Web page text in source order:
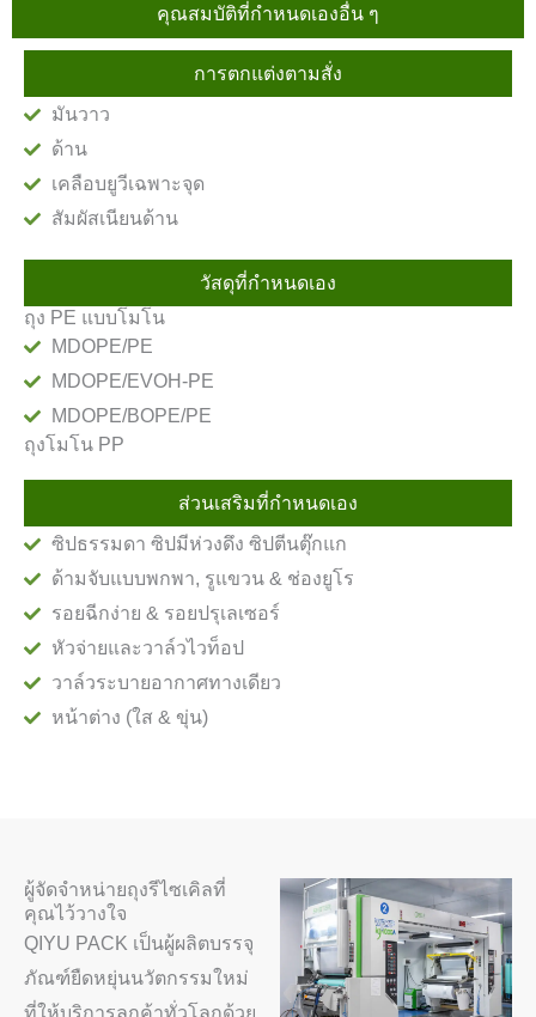
คุณสมบัติที่กำหนดเองอื่น ๆ
การตกแต่งตามสั่ง
มันวาว
ด้าน
เคลือบยูวีเฉพาะจุด
สัมผัสเนียนด้าน
วัสดุที่กำหนดเอง
ถุง PE แบบโมโน
MDOPE/PE
MDOPE/EVOH-PE
MDOPE/BOPE/PE
ถุงโมโน PP
ส่วนเสริมที่กำหนดเอง
ซิปธรรมดา ซิปมีห่วงดึง ซิปตีนตุ๊กแก
ด้ามจับแบบพกพา, รูแขวน & ช่องยูโร
รอยฉีกง่าย & รอยปรุเลเซอร์
หัวจ่ายและวาล์วไวท็อป
วาล์วระบายอากาศทางเดียว
หน้าต่าง (ใส & ขุ่น)
ผู้จัดจำหน่ายถุงรีไซเคิลที่
คุณไว้วางใจ
QIYU PACK เป็นผู้ผลิตบรรจุ
ภัณฑ์ยืดหยุ่นนวัตกรรมใหม่
ที่ให้บริการลูกค้าทั่วโลกด้วย